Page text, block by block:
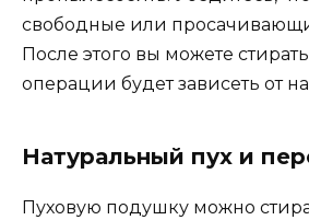
свободные или
После этого вы можете
операции будет зависеть от
Натуральный пух и
Пуховую подушку можно